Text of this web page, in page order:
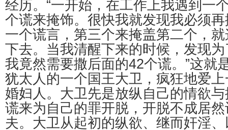
经历。“一开始，在工作上我遇到一
个谎来掩饰。很快我就发现我必须
一个谎言，第三个来掩盖第二个，
下去。当我清醒下来的时候，发现
我竟然需要撒后面的42个谎。”这就
犹太人的一个国王大卫，疯狂地爱
婚妇人。大卫先是放纵自己的情欲
谎来为自己的罪开脱，开脱不成居
夫。大卫从起初的纵欲、继而奸淫